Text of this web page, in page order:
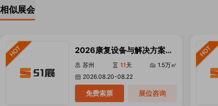
相似展会
2026康复设备与解决方案展
览会
苏州 11天
1.5万㎡
2026.08.20-08.22
免费索票 展位咨询